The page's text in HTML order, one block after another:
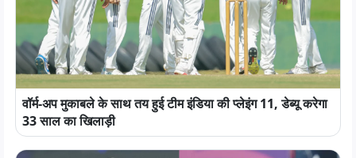
वॉर्म-अप मुकाबले के साथ तय हुई टीम इंडिया की प्लेइंग 11, डेब्यू करेगा
33 साल का खिलाड़ी